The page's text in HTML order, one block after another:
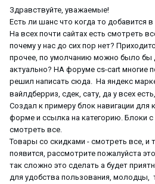
Здравствуйте, уважаемые!
Есть ли шанс что когда то добавится
На всех почти сайтах есть смотреть
почему у нас до сих пор нет?
прочее, по умолчанию можно было бы
актуально? НА форуме cs-cart многие
решил написать сюда. На яндекс
вайлдберриз, сдек, сату, да у всех
Создал к примеру блок навигации для
форме и ссылка на категорию. Блоки
смотреть все.
Товары со скидками - смотреть все, и
появится, рассмотрите пожалуйста
так сложно это сделать а будет
для удобства пользования, молодцы,